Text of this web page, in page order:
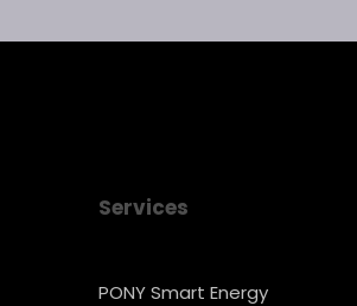
Services
PONY Smart Energy